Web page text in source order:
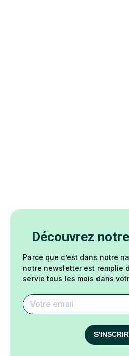
Découvrez
Parce que c’est dans notre
notre newsletter est remplie
servie tous les mois dans